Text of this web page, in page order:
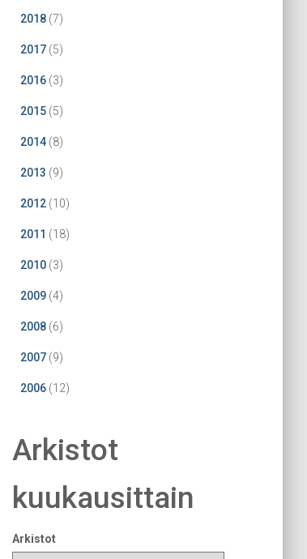
2018(7)
2017(5)
2016(3)
2015(5)
2014(8)
2013 (9)
2012(10)
2011 (18)
2010(3)
2009(4)
2008(6)
2007(9)
2006(12)
Arkistot
kuukausittain
Arkistot